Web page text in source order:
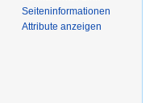
Seiten­­informationen
Attribute anzeigen